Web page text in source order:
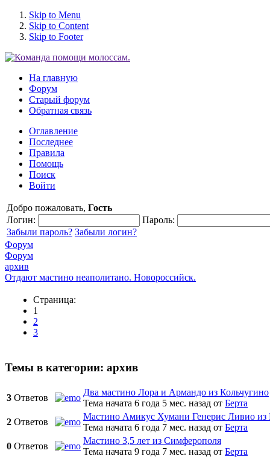
Skip to Menu
Skip to Content
Skip to Footer
На главную
Форум
Старый форум
Обратная связь
Оглавление
Последнее
Правила
Помощь
Поиск
Войти
Добро пожаловать, Гость
Логин:
Пароль:
Забыли пароль? Забыли логин?
Форум
Форум
архив
Отдают мастино неаполитано. Новороссийск.
Страница:
1
2
3
Темы в категории: архив
3 Ответов
Два мастино Лора и Армандо из Кольчугино
Тема начата 6 года 5 мес. назад от Берта
2 Ответов
Мастино Амикус Хумани Генерис Ливио
Тема начата 6 года 7 мес. назад от Берта
0 Ответов
Мастино 3,5 лет из Симферополя
Тема начата 9 года 7 мес. назад от Берта